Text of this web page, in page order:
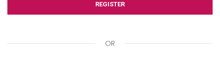
REGISTER
OR